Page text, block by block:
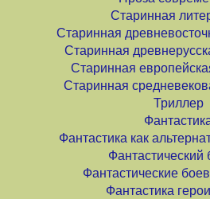
Старинная
Старинная
Старинная
Старинная
Старинная
Триллер
Фантастика как
Фантастический
Фантастические
Фантастика